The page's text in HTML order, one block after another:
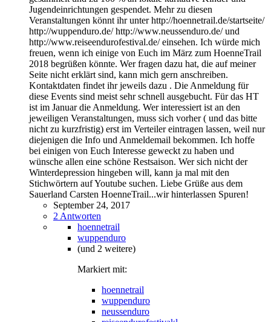
Jugendeinrichtungen gespendet. Mehr zu diesen
Veranstaltungen könnt ihr unter http://hoennetrail.de/startseite/
http://wuppenduro.de/ http://www.neussenduro.de/ und
http://www.reiseendurofestival.de/ einsehen. Ich würde mich
freuen, wenn ich einige von Euch im März zum HoenneTrail
2018 begrüßen könnte. Wer fragen dazu hat, die auf meiner
Seite nicht erklärt sind, kann mich gern anschreiben.
Kontaktdaten findet ihr jeweils dazu . Die Anmeldung für
diese Events sind meist sehr schnell ausgebucht. Für das HT
ist im Januar die Anmeldung. Wer interessiert ist an den
jeweiligen Veranstaltungen, muss sich vorher ( und das bitte
nicht zu kurzfristig) erst im Verteiler eintragen lassen, weil nur
diejenigen die Info und Anmeldemail bekommen. Ich hoffe
bei einigen von Euch Interesse geweckt zu haben und
wünsche allen eine schöne Restsaison. Wer sich nicht der
Winterdepression hingeben will, kann ja mal mit den
Stichwörtern auf Youtube suchen. Liebe Grüße aus dem
Sauerland Carsten HoenneTrail...wir hinterlassen Spuren!
September 24, 2017
2 Antworten
hoennetrail
wuppenduro
(und 2 weitere)
Markiert mit:
hoennetrail
wuppenduro
neussenduro